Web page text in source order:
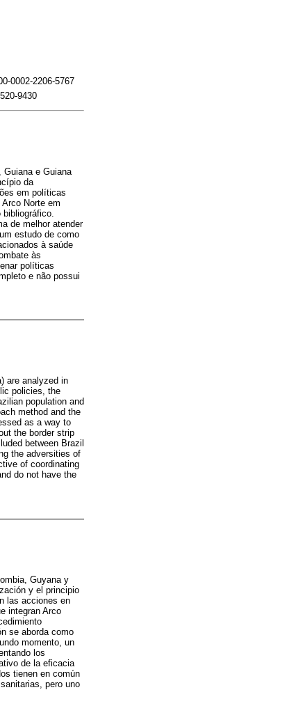
0002-2206-5767
9430
e Guiana
da
em políticas
Norte em
de melhor atender
estudo de como
à saúde
às
políticas
e não possui
are analyzed in
policies, the
population and
method and the
as a way to
the border strip
between Brazil
the adversities of
of coordinating
do not have the
Guyana y
y el principio
las acciones en
integran Arco
se aborda como
momento, un
los
de la eficacia
tienen en común
pero uno